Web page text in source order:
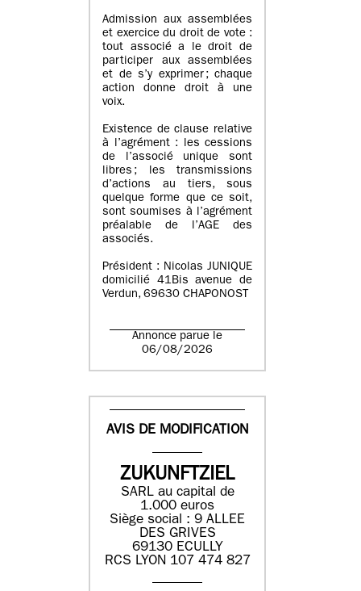
Admission aux assemblées
et exercice du droit de vote :
tout associé a le droit de
participer aux assemblées
et de s’y exprimer ; chaque
action donne droit à une
voix.
Existence de clause relative
à l’agrément : les cessions
de l’associé unique sont
libres ; les transmissions
d’actions au tiers, sous
quelque forme que ce soit,
sont soumises à l’agrément
préalable de l’AGE des
associés.
Président : Nicolas JUNIQUE
domicilié 41Bis avenue de
Verdun, 69630 CHAPONOST
Annonce parue le
06/08/2026
AVIS DE MODIFICATION
ZUKUNFTZIEL
SARL au capital de
1.000 euros
Siège social : 9 ALLEE
DES GRIVES
69130 ECULLY
RCS LYON 107 474 827